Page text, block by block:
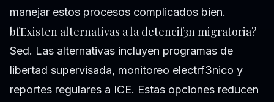
manejar estos procesos complicados bien.
bfExisten alternativas a la detencif3n migratoria?
Sed. Las alternativas incluyen programas de
libertad supervisada, monitoreo electrf3nico y
reportes regulares a ICE. Estas opciones reducen